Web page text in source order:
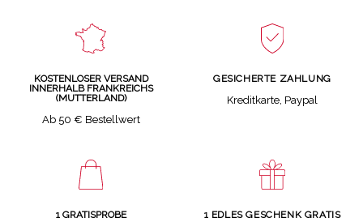
KOSTENLOSER VERSAND
INNERHALB FRANKREICHS
(MUTTERLAND)
Ab 50 € Bestellwert
GESICHERTE ZAHLUNG
Kreditkarte, Paypal
1 GRATISPROBE 1 EDLES GESCHENK GRATIS